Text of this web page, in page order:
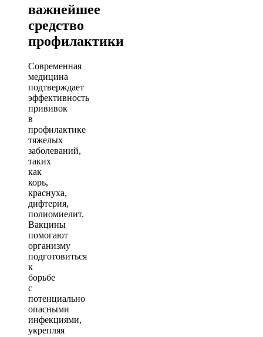
важнейшее
средство
профилактики
Современная
медицина
подтверждает
эффективность
прививок
в
профилактике
тяжелых
заболеваний,
таких
как
корь,
краснуха,
дифтерия,
полиомиелит.
Вакцины
помогают
организму
подготовиться
к
борьбе
с
потенциально
опасными
инфекциями,
укрепляя